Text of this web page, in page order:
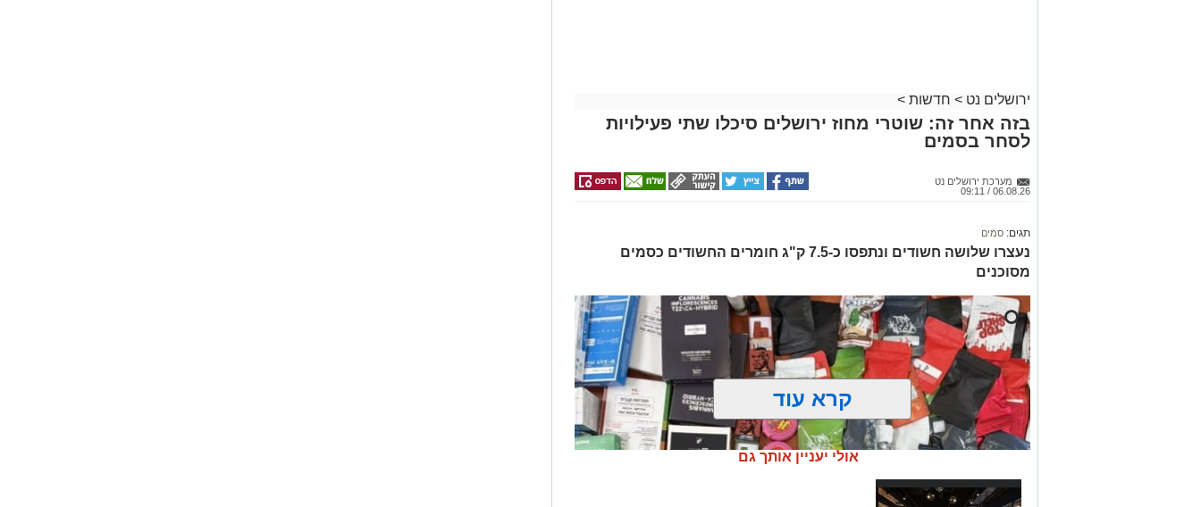
ירושלים נט > חדשות >
בזה אחר זה: שוטרי מחוז ירושלים סיכלו שתי פעילויות
לסחר בסמים
מערכת ירושלים נט
06.08.26 / 09:11
תגים: סמים
נעצרו שלושה חשודים ונתפסו כ-7.5 ק"ג חומרים החשודים כסמים
מסוכנים
קרא עוד
אולי יעניין אותך גם